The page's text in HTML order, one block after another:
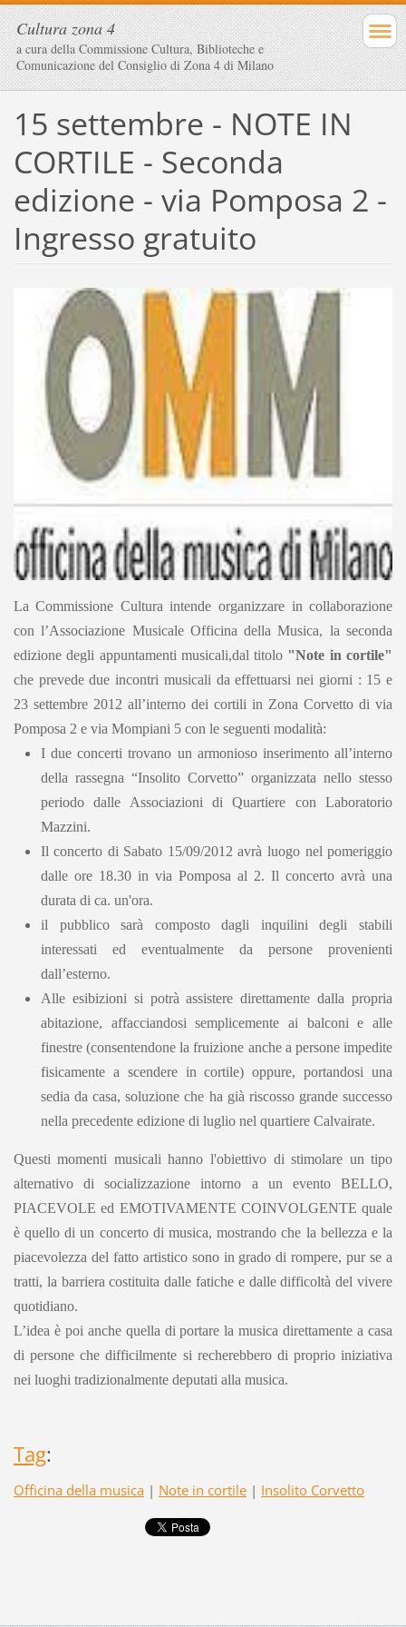
Cultura zona 4
a cura della Commissione Cultura, Biblioteche e
Comunicazione del Consiglio di Zona 4 di Milano
15 settembre - NOTE IN
CORTILE - Seconda
edizione - via Pomposa 2 -
Ingresso gratuito
La Commissione Cultura intende organizzare in collaborazione
con l’Associazione Musicale Officina della Musica, la seconda
edizione degli appuntamenti musicali,dal titolo "Note in cortile"
che prevede due incontri musicali da effettuarsi nei giorni : 15 e
23 settembre 2012 all’interno dei cortili in Zona Corvetto di via
Pomposa 2 e via Mompiani 5 con le seguenti modalità:
I due concerti trovano un armonioso inserimento all’interno
della rassegna “Insolito Corvetto” organizzata nello stesso
periodo dalle Associazioni di Quartiere con Laboratorio
Mazzini.
Il concerto di Sabato 15/09/2012 avrà luogo nel pomeriggio
dalle ore 18.30 in via Pomposa al 2. Il concerto avrà una
durata di ca. un'ora.
il pubblico sarà composto dagli inquilini degli stabili
interessati ed eventualmente da persone provenienti
dall’esterno.
Alle esibizioni si potrà assistere direttamente dalla propria
abitazione, affacciandosi semplicemente ai balconi e alle
finestre (consentendone la fruizione anche a persone impedite
fisicamente a scendere in cortile) oppure, portandosi una
sedia da casa, soluzione che ha già riscosso grande successo
nella precedente edizione di luglio nel quartiere Calvairate.
Questi momenti musicali hanno l'obiettivo di stimolare un tipo
alternativo di socializzazione intorno a un evento BELLO,
PIACEVOLE ed EMOTIVAMENTE COINVOLGENTE quale
è quello di un concerto di musica, mostrando che la bellezza e la
piacevolezza del fatto artistico sono in grado di rompere, pur se a
tratti, la barriera costituita dalle fatiche e dalle difficoltà del vivere
quotidiano.
L’idea è poi anche quella di portare la musica direttamente a casa
di persone che difficilmente si recherebbero di proprio iniziativa
nei luoghi tradizionalmente deputati alla musica.
Tag:
Officina della musica | Note in cortile | Insolito Corvetto